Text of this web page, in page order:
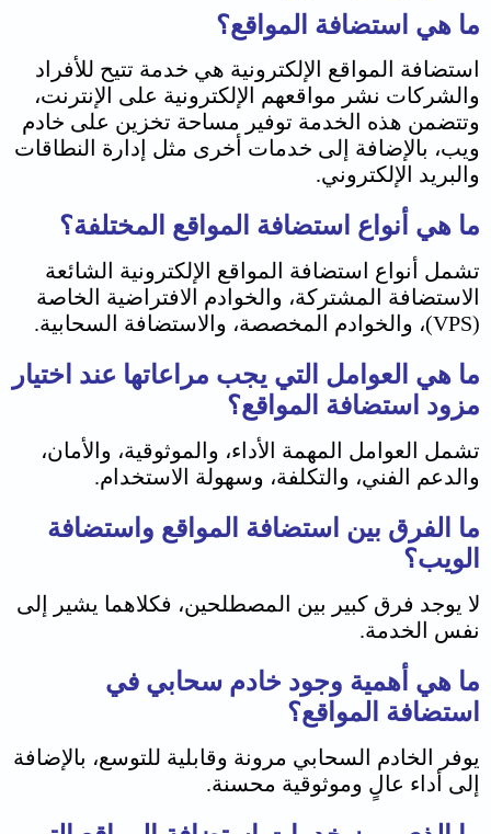
ما هي استضافة المواقع؟
استضافة المواقع الإلكترونية هي خدمة تتيح للأفراد
والشركات نشر مواقعهم الإلكترونية على الإنترنت،
وتتضمن هذه الخدمة توفير مساحة تخزين على خادم
ويب، بالإضافة إلى خدمات أخرى مثل إدارة النطاقات
والبريد الإلكتروني.
ما هي أنواع استضافة المواقع المختلفة؟
تشمل أنواع استضافة المواقع الإلكترونية الشائعة
الاستضافة المشتركة، والخوادم الافتراضية الخاصة
(VPS)، والخوادم المخصصة، والاستضافة السحابية.
ما هي العوامل التي يجب مراعاتها عند اختيار
مزود استضافة المواقع؟
تشمل العوامل المهمة الأداء، والموثوقية، والأمان،
والدعم الفني، والتكلفة، وسهولة الاستخدام.
ما الفرق بين استضافة المواقع واستضافة
الويب؟
لا يوجد فرق كبير بين المصطلحين، فكلاهما يشير إلى
نفس الخدمة.
ما هي أهمية وجود خادم سحابي في
استضافة المواقع؟
يوفر الخادم السحابي مرونة وقابلية للتوسع، بالإضافة
إلى أداء عالٍ وموثوقية محسنة.